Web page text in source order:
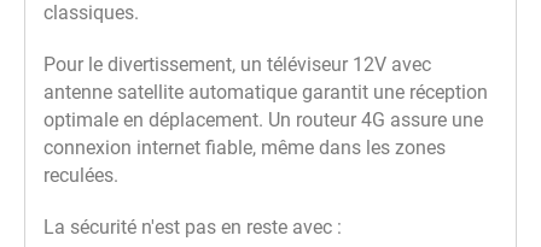
classiques.
Pour le divertissement, un téléviseur 12V avec
antenne satellite automatique garantit une réception
optimale en déplacement. Un routeur 4G assure une
connexion internet fiable, même dans les zones
reculées.
La sécurité n'est pas en reste avec :